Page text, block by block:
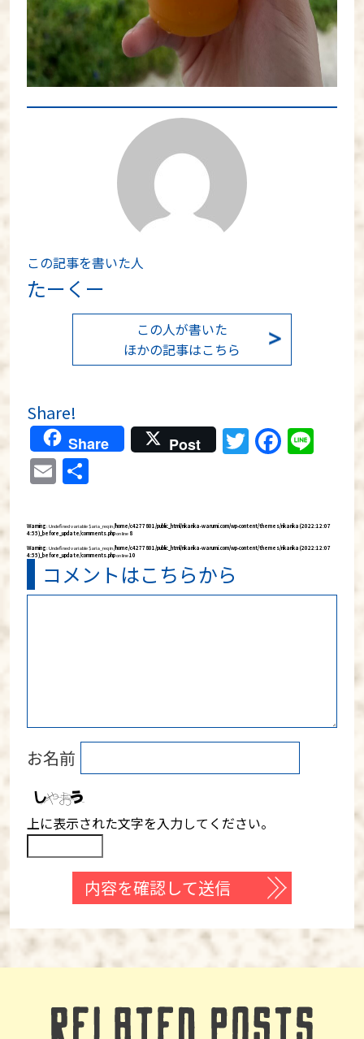
この記事を書いた人
たーくー
この人が書いた
ほかの記事はこちら
Share!
Share Post Twitter
Email
Warning: Undefined variable $aria_req in/home/c4277801/public_html/rikarika-warumi.com/wp-content/themes/rikarika (2022:12:07
4:55)_before_update/comments.phpon line 8
Warning: Undefined variable $aria_req in/home/c4277801/public_html/rikarika-warumi.com/wp-content/themes/rikarika (2022:12:07
4:55)_before_update/comments.phpon line10
コメントはこちらから
お名前
上に表示された文字を入力してください。